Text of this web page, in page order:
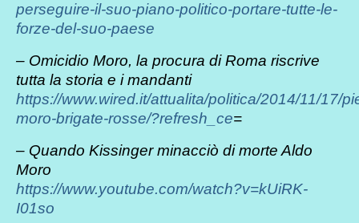
perseguire-il-suo-piano-politico-portare-tutte-le-
forze-del-suo-paese
– Omicidio Moro, la procura di Roma riscrive
tutta la storia e i mandanti
https://www.wired.it/attualita/politica/2014/11/17/
moro-brigate-rosse/?refresh_ce=
– Quando Kissinger minacciò di morte Aldo
Moro
https://www.youtube.com/watch?v=kUiRK-
I01so